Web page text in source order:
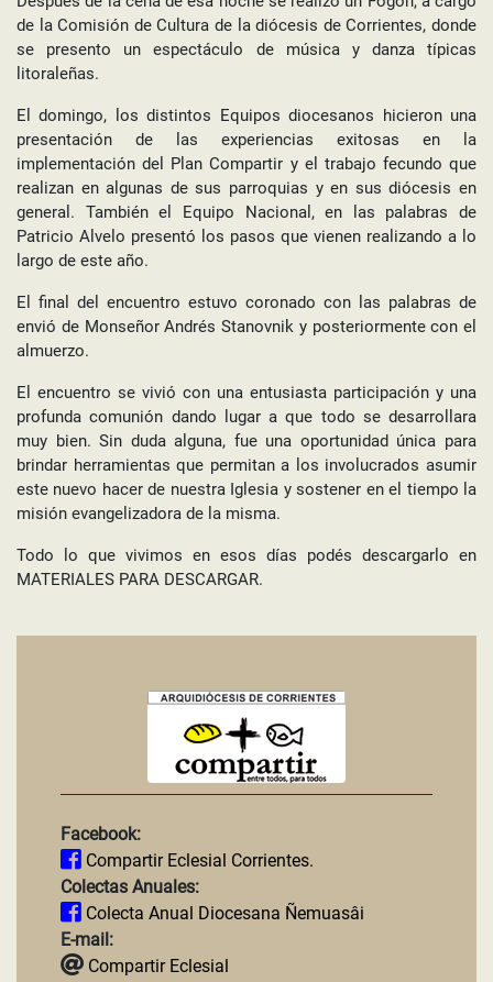
de la Comisión de Cultura de la diócesis de Corrientes, donde
se presento un espectáculo de música y danza típicas
litoraleñas.
El domingo, los distintos Equipos diocesanos hicieron una
presentación de las experiencias exitosas en la
implementación del Plan Compartir y el trabajo fecundo que
realizan en algunas de sus parroquias y en sus diócesis en
general. También el Equipo Nacional, en las palabras de
Patricio Alvelo presentó los pasos que vienen realizando a lo
largo de este año.
El final del encuentro estuvo coronado con las palabras de
envió de Monseñor Andrés Stanovnik y posteriormente con el
almuerzo.
El encuentro se vivió con una entusiasta participación y una
profunda comunión dando lugar a que todo se desarrollara
muy bien. Sin duda alguna, fue una oportunidad única para
brindar herramientas que permitan a los involucrados asumir
este nuevo hacer de nuestra Iglesia y sostener en el tiempo la
misión evangelizadora de la misma.
Todo lo que vivimos en esos días podés descargarlo en
MATERIALES PARA DESCARGAR.
Facebook:
Compartir Eclesial Corrientes.
Colectas Anuales:
Colecta Anual Diocesana Ñemuasâi
E-mail:
Compartir Eclesial